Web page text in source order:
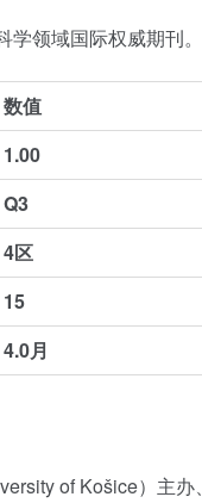
学领域国际权威期刊。
数值
1.00
Q3
4区
15
4.0月
of Košice）主办、